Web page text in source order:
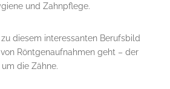
und Zahnpflege.
diesem interessanten Berufsbild
Röntgenaufnahmen geht – der
die Zähne.